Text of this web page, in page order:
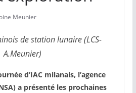
Meunier
de station lunaire (LCS-
A.Meunier)
d’IAC milanais, l’agence
a présenté les prochaines